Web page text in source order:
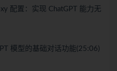
配置：实现 ChatGPT 能力无
模型的基础对话功能(25:06)